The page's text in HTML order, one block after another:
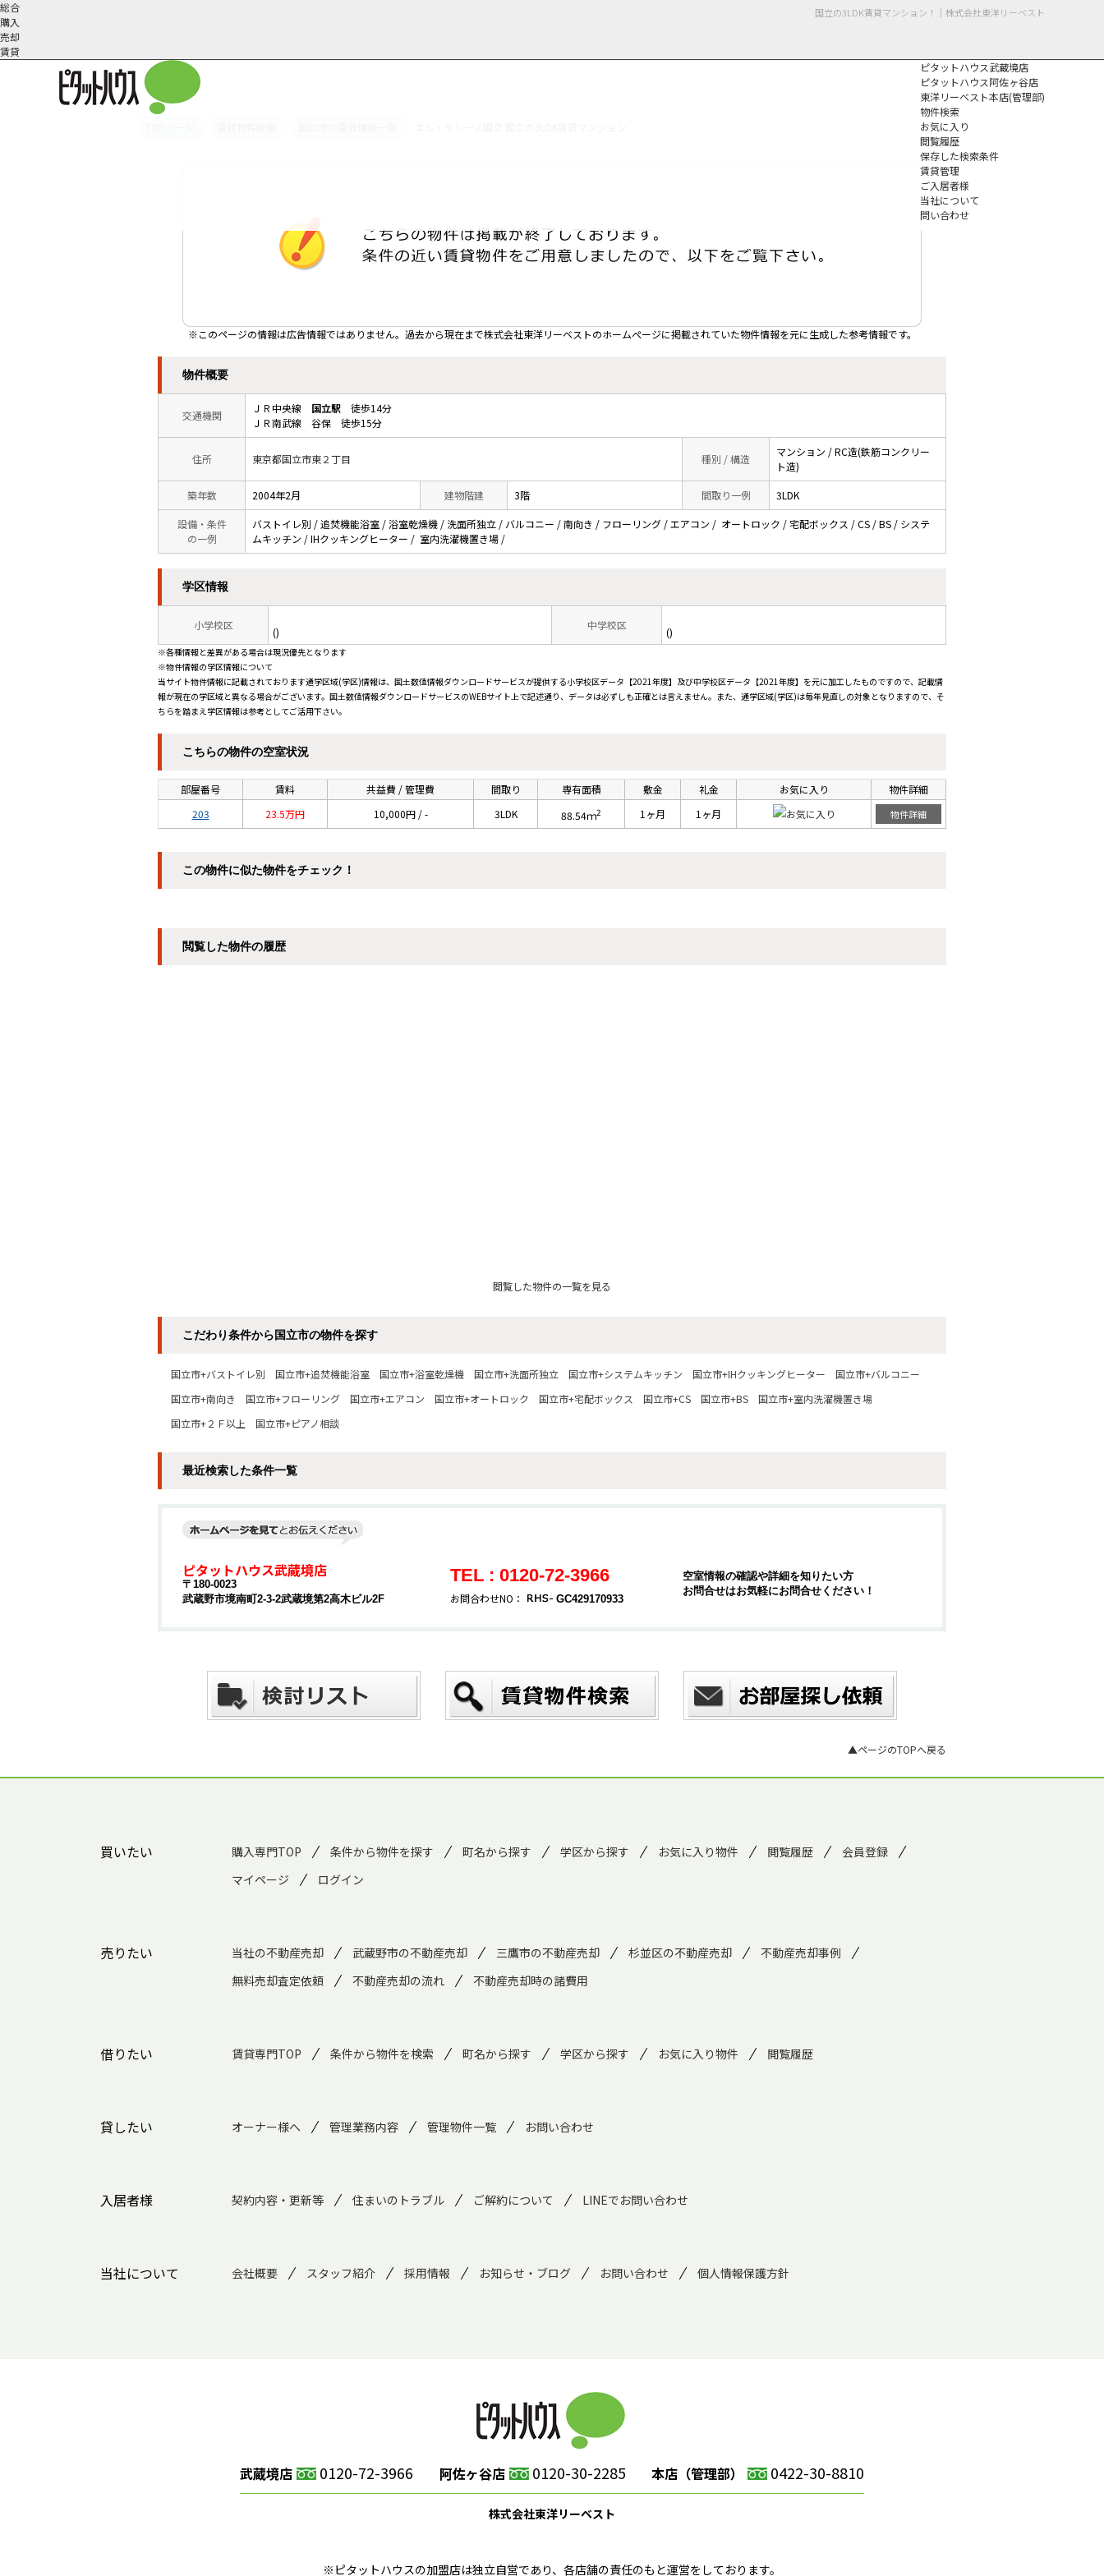
国立の3LDK賃貸マンション！｜株式会社東洋リーベスト
総合
購入
売却
賃貸
ピタットハウス武蔵境店
ピタットハウス阿佐ヶ谷店
東洋リーベスト本店(管理部)
物件検索
お気に入り
閲覧履歴
保存した検索条件
賃貸管理
ご入居者様
当社について
問い合わせ
※このページの情報は広告情報ではありません。過去から現在まで株式会社東洋リーベストのホームぺージに掲載されていた物件情報を元に生成した参考情報です。
物件概要
交通機関
ＪＲ中央線 国立駅 徒歩14分
ＪＲ南武線 谷保 徒歩15分
住所 東京都国立市東２丁目 種別 / 構造
マンション / RC造(鉄筋コンクリー
ト造)
築年数 2004年2月 建物階建 3階 間取り一例 3LDK
設備・条件
の一例
バストイレ別 / 追焚機能浴室 / 浴室乾燥機 / 洗面所独立 / バルコニー / 南向き / フローリング / エアコン / オートロック / 宅配ボックス / CS / BS / システ
ムキッチン / IHクッキングヒーター / 室内洗濯機置き場 /
学区情報
小学校区
()
中学校区
()
※各種情報と差異がある場合は現況優先となります
※物件情報の学区情報について
当サイト物件情報に記載されております通学区域(学区)情報は、国土数値情報ダウンロードサービスが提供する小学校区データ【2021年度】及び中学校区データ【2021年度】を元に加工したものですので、記載情
報が現在の学区域と異なる場合がございます。国土数値情報ダウンロードサービスのWEBサイト上で記述通り、データは必ずしも正確とは言えません。また、通学区域(学区)は毎年見直しの対象となりますので、そ
ちらを踏まえ学区情報は参考としてご活用下さい。
こちらの物件の空室状況
部屋番号 賃料 共益費 / 管理費 間取り 専有面積 敷金 礼金 お気に入り
物件詳細
203
23.5万円 10,000円 / - 3LDK 88.54ｍ2 1ヶ月 1ヶ月 物件詳細
この物件に似た物件をチェック！
閲覧した物件の履歴
閲覧した物件の一覧を見る
こだわり条件から国立市の物件を探す
国立市+バストイレ別 国立市+追焚機能浴室 国立市+浴室乾燥機 国立市+洗面所独立 国立市+システムキッチン 国立市+IHクッキングヒーター
国立市+バルコニー
国立市+南向き
国立市+フローリング 国立市+エアコン 国立市+オートロック 国立市+宅配ボックス 国立市+CS 国立市+BS
国立市+室内洗濯機置き場
国立市+２Ｆ以上
国立市+ピアノ相談
最近検索した条件一覧
ピタットハウス武蔵境店
〒180-0023
武蔵野市境南町2-3-2武蔵境第2高木ビル2F
TEL : 0120-72-3966
お問合わせNO： GC429170933
空室情報の確認や詳細を知りたい方
お問合せはお気軽にお問合せください！
▲ページのTOPへ戻る
買いたい 購入専門TOP 条件から物件を探す 町名から探す 学区から探す お気に入り物件 閲覧履歴
会員登録
マイページ
ログイン
売りたい 当社の不動産売却 武蔵野市の不動産売却 三鷹市の不動産売却 杉並区の不動産売却
不動産売却事例
無料売却査定依頼
不動産売却の流れ 不動産売却時の諸費用
借りたい 賃貸専門TOP 条件から物件を検索 町名から探す 学区から探す お気に入り物件 閲覧履歴
貸したい オーナー様へ 管理業務内容 管理物件一覧 お問い合わせ
入居者様 契約内容・更新等 住まいのトラブル ご解約について LINEでお問い合わせ
当社について 会社概要 スタッフ紹介 採用情報 お知らせ・ブログ お問い合わせ 個人情報保護方針
武蔵境店 0120-72-3966 阿佐ヶ谷店 0120-30-2285 本店（管理部） 0422-30-8810
株式会社東洋リーベスト
※ピタットハウスの加盟店は独立自営であり、各店舗の責任のもと運営をしております。